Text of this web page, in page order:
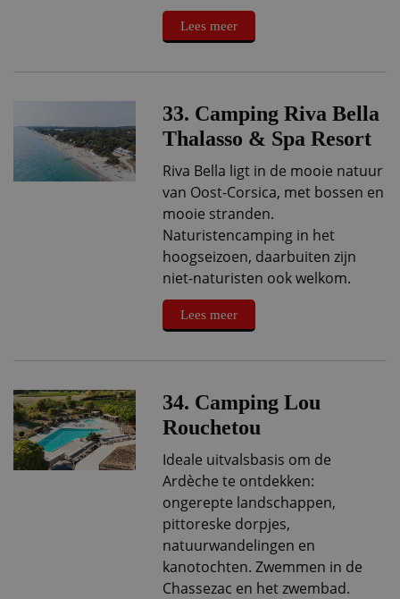
Lees meer
33. Camping Riva Bella
Thalasso & Spa Resort
Riva Bella ligt in de mooie natuur
van Oost-Corsica, met bossen en
mooie stranden.
Naturistencamping in het
hoogseizoen, daarbuiten zijn
niet-naturisten ook welkom.
Lees meer
34. Camping Lou
Rouchetou
Ideale uitvalsbasis om de
Ardèche te ontdekken:
ongerepte landschappen,
pittoreske dorpjes,
natuurwandelingen en
kanotochten. Zwemmen in de
Chassezac en het zwembad.